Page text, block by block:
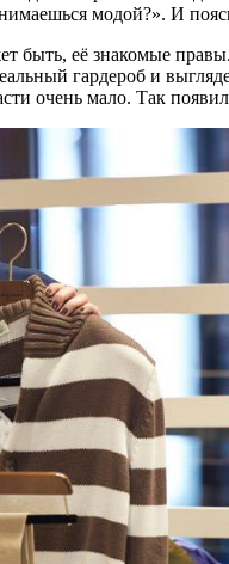
модой?». И
быть, её знакомые
гардероб и
очень мало. Так